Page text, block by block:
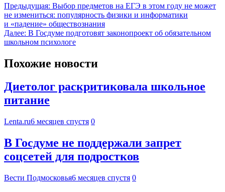
Предыдущая: Выбор предметов на ЕГЭ в этом году не может
не измениться: популярность физики и информатики
и «падение» обществознания
Далее: В Госдуме подготовят законопроект об обязательном
школьном психологе
Похожие новости
Диетолог раскритиковала школьное
питание
Lenta.ru6 месяцев спустя 0
В Госдуме не поддержали запрет
соцсетей для подростков
Вести Подмосковья6 месяцев спустя 0